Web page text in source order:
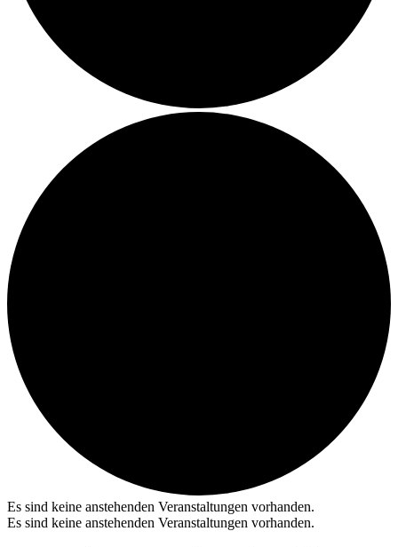
Es sind keine anstehenden Veranstaltungen vorhanden.
Es sind keine anstehenden Veranstaltungen vorhanden.